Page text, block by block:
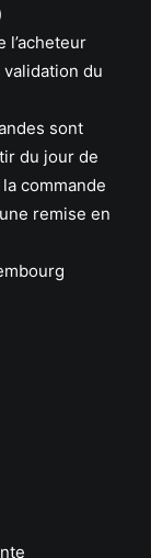
l’acheteur
du
sont
du jour de
commande
remise en